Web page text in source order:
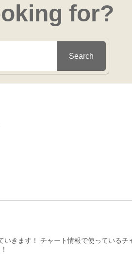
for?
Search
きます！ チャート情報で使っているチ